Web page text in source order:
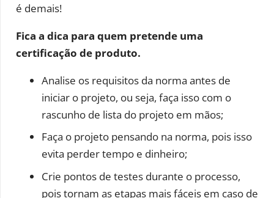
é demais!
Fica a dica para quem pretende uma
certificação de produto.
Analise os requisitos da norma antes de
iniciar o projeto, ou seja, faça isso com o
rascunho de lista do projeto em mãos;
Faça o projeto pensando na norma, pois isso
evita perder tempo e dinheiro;
Crie pontos de testes durante o processo,
pois tornam as etapas mais fáceis em caso de